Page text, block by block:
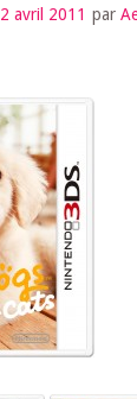
2 avril 2011 par